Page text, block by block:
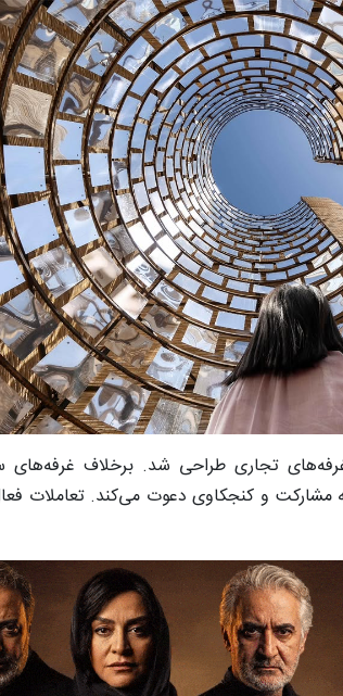
تجاری طراحی شد. برخلاف غرفه‌های
مشارکت و کنجکاوی دعوت می‌کند. تعاملات